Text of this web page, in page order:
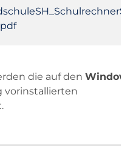
die auf den
vorinstallierten